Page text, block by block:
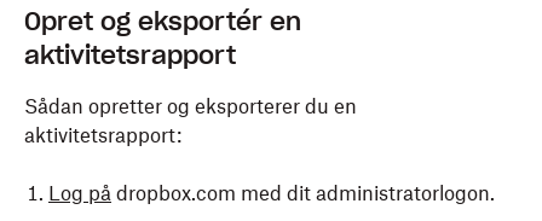
Opret og eksportér en
aktivitetsrapport
Sådan opretter og eksporterer du en
aktivitetsrapport:
Log på dropbox.com med dit administratorlogon.